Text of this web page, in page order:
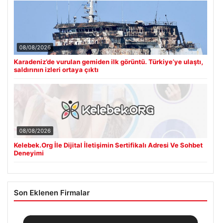
08/08/2026
Karadeniz’de vurulan gemiden ilk görüntü. Türkiye’ye ulaştı,
saldırının izleri ortaya çıktı
08/08/2026
Kelebek.Org İle Dijital İletişimin Sertifikalı Adresi Ve Sohbet
Deneyimi
Son Eklenen Firmalar